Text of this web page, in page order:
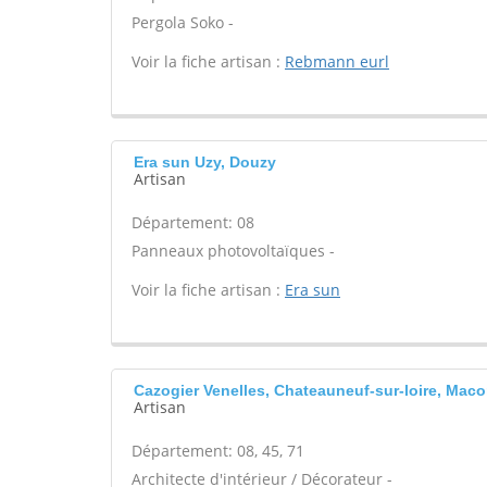
Pergola Soko -
Voir la fiche artisan : Rebmann eurl
Era sun Uzy, Douzy
Artisan
Département: 08
Panneaux photovoltaïques -
Voir la fiche artisan : Era sun
Cazogier Venelles, Chateauneuf-sur-loire,
Artisan
Département: 08, 45, 71
Architecte d'intérieur / Décorateur -